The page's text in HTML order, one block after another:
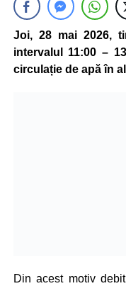
Joi, 28 mai 2026,
intervalul 11:00 –
circulație de apă în
Din acest motiv